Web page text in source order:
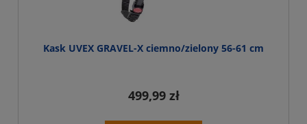
Kask UVEX GRAVEL-X ciemno/zielony 56-61 cm
499,99 zł